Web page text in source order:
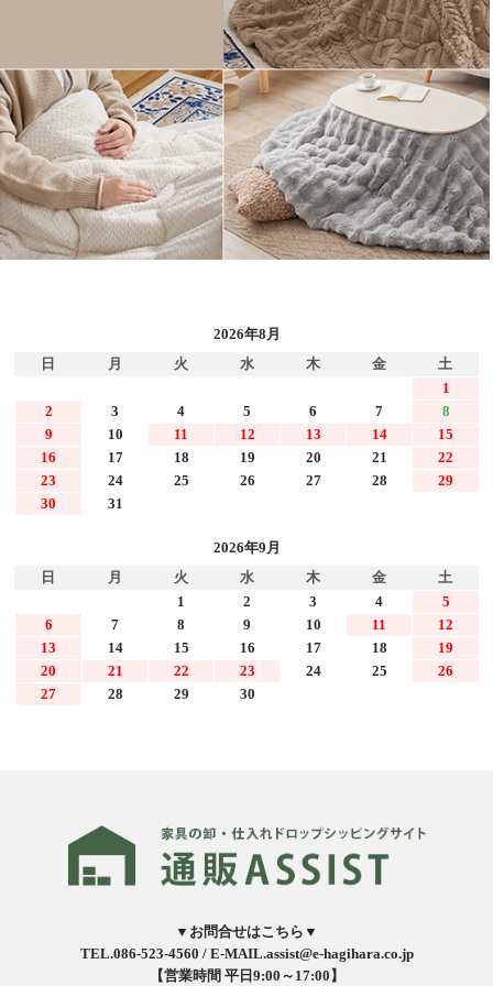
2026年8月
日
月 火 水 木 金
土
1
2
3 4 5 6 7
8
9
10 11 12 13 14
15
16
17 18 19 20 21
22
23
24 25 26 27 28
29
30
31
2026年9月
日
月 火 水 木 金
土
1
2 3 4
5
6
7 8 9 10 11
12
13
14 15 16 17 18
19
20
21 22 23 24 25
26
27
28 29 30
▼お問合せはこちら▼
TEL.086-523-4560 / E-MAIL.assist@e-hagihara.co.jp
【営業時間 平日9:00～17:00】